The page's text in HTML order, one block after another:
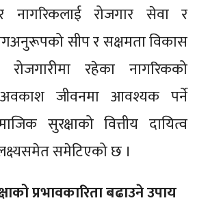
नागरिकलाई रोजगार सेवा र
सीप र सक्षमता विकास
रहेका नागरिकको
जीवनमा आवश्यक पर्ने
सुरक्षाको वित्तीय दायित्व
समेटिएको छ ।
प्रभावकारिता बढाउने उपाय